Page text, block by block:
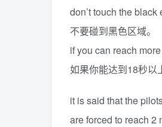
don’t touch the black
不要碰到黑色区域。
if you can reach
如果你能达到18秒以
it is said that the
are forced to reach 2